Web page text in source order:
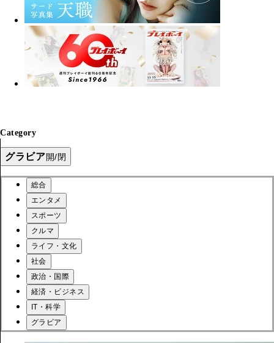
Category
グラビア開/閉
総合
エンタメ
スポーツ
クルマ
ライフ・文化
社会
政治・国際
経済・ビジネス
IT・科学
グラビア